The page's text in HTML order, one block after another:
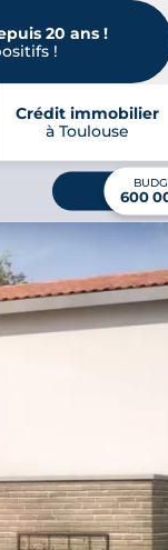
20 ans !
!
Crédit immobilier
à Toulouse
600